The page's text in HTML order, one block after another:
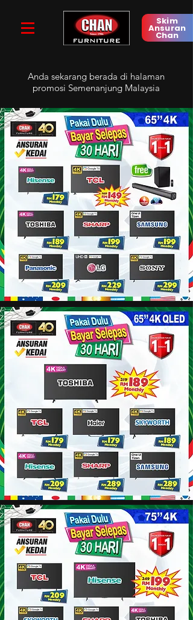
Skim
Ansuran
Chan
Anda sekarang berada di halaman
promosi Semenanjung Malaysia